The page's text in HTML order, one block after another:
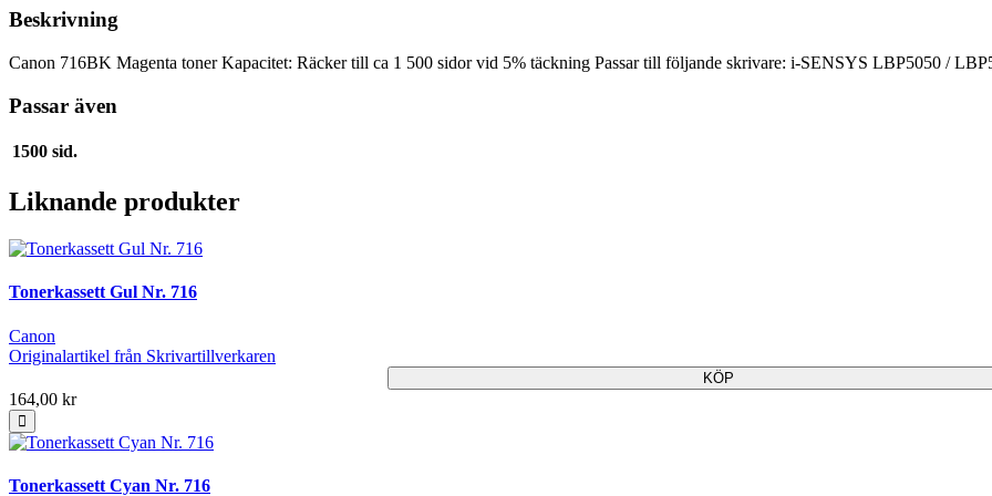
Beskrivning
Canon 716BK Magenta toner Kapacitet: Räcker till ca 1 500 sidor vid 5% täckning Passar till följande skrivare: i-SENSYS LBP5050 /
Passar även
1500 sid.
Liknande produkter
Tonerkassett Gul Nr. 716
Canon
Originalartikel från Skrivartillverkaren
KÖP
164,00 kr
Tonerkassett Cyan Nr. 716